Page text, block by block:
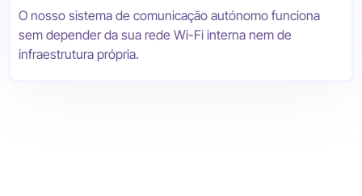
O nosso sistema de comunicação autónomo funciona
sem depender da sua rede Wi-Fi interna nem de
infraestrutura própria.